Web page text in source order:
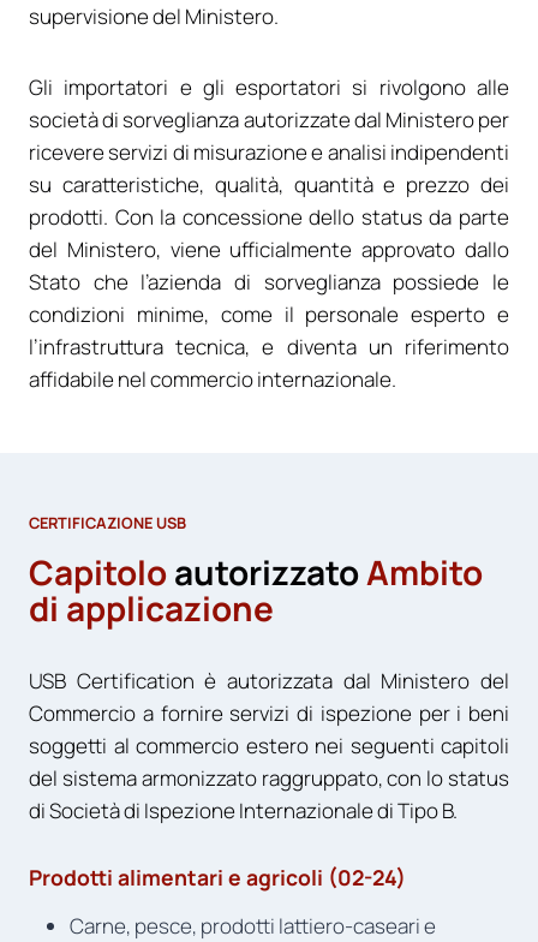
supervisione del Ministero.
Gli importatori e gli esportatori si rivolgono alle
società di sorveglianza autorizzate dal Ministero per
ricevere servizi di misurazione e analisi indipendenti
su caratteristiche, qualità, quantità e prezzo dei
prodotti. Con la concessione dello status da parte
del Ministero, viene ufficialmente approvato dallo
Stato che l’azienda di sorveglianza possiede le
condizioni minime, come il personale esperto e
l’infrastruttura tecnica, e diventa un riferimento
affidabile nel commercio internazionale.
CERTIFICAZIONE USB
CapitoloautorizzatoAmbito
di applicazione
USB Certification è autorizzata dal Ministero del
Commercio a fornire servizi di ispezione per i beni
soggetti al commercio estero nei seguenti capitoli
del sistema armonizzato raggruppato, con lo status
di Società di Ispezione Internazionale di Tipo B.
Prodotti alimentari e agricoli (02-24)
Carne, pesce, prodotti lattiero-caseari e